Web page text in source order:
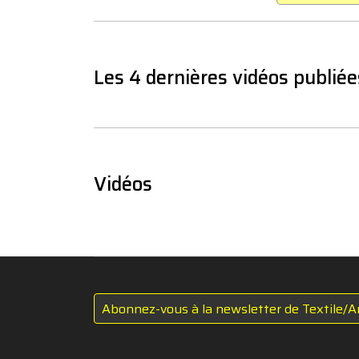
Les 4 dernières vidéos
Vidéos
Abonnez-vous à la newsletter de Textile/